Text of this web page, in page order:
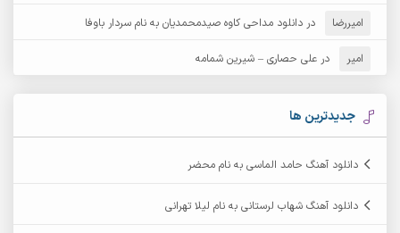
آرش مهرابی آرش نظری
آرشام
آرکاداش
امیررضا در دانلود مداحی کاوه صیدمحمدیان به نام سردار باوفا
امیر در علی حصاری – شیرین شمامه
جدیدترین ها
دانلود آهنگ حامد الماسی به نام محضر
دانلود آهنگ شهاب لرستانی به نام لیلا تهرانی